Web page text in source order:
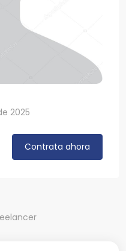
2025
Contrata ahora